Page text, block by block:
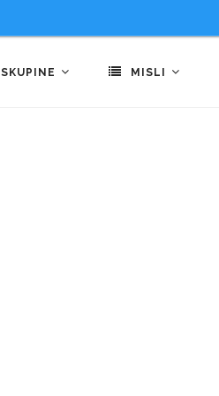
SKUPINE MISLI